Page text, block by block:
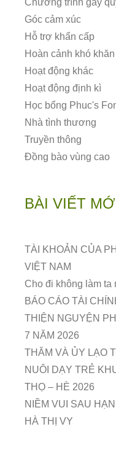
Chương trình gây
Góc cảm xúc
Hỗ trợ khẩn cấp
Hoàn cảnh khó khăn
Hoạt động khác
Hoạt động định kì
Học bổng Phuc's
Nhà tình thương
Truyền thông
Đồng bào vùng cao
BÀI VIẾT
TÀI KHOẢN CỦA
VIỆT NAM
Cho đi không làm ta
BÁO CÁO TÀI
THIỆN NGUYỆN
7 NĂM 2026
THĂM VÀ ỦY LẠO
NUÔI DẠY TRẺ
THỌ – HÈ 2026
NIỀM VUI SAU
HÀ THỊ VY